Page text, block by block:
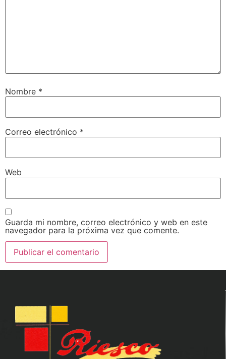
Nombre *
Correo electrónico *
Web
Guarda mi nombre, correo electrónico y web en este
navegador para la próxima vez que comente.